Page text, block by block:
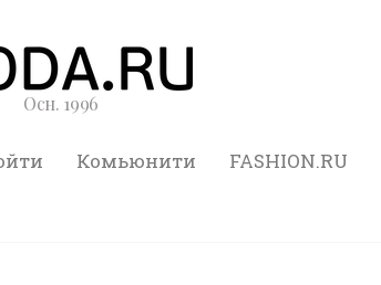
Осн. 1996
Комьюнити FASHION.RU